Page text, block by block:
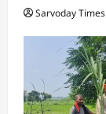
Sarvoday Times